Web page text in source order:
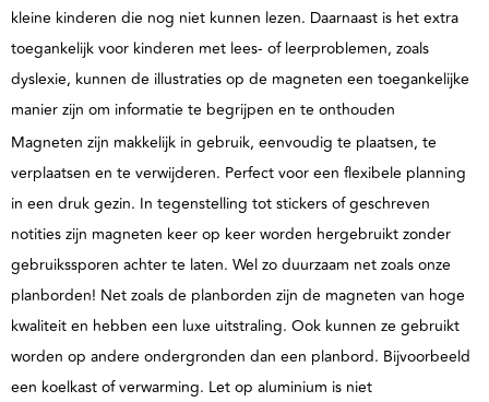
kleine kinderen die nog niet kunnen lezen. Daarnaast is het extra
toegankelijk voor kinderen met lees- of leerproblemen, zoals
dyslexie, kunnen de illustraties op de magneten een toegankelijke
manier zijn om informatie te begrijpen en te onthouden
Magneten zijn makkelijk in gebruik, eenvoudig te plaatsen, te
verplaatsen en te verwijderen. Perfect voor een flexibele planning
in een druk gezin. In tegenstelling tot stickers of geschreven
notities zijn magneten keer op keer worden hergebruikt zonder
gebruikssporen achter te laten. Wel zo duurzaam net zoals onze
planborden! Net zoals de planborden zijn de magneten van hoge
kwaliteit en hebben een luxe uitstraling. Ook kunnen ze gebruikt
worden op andere ondergronden dan een planbord. Bijvoorbeeld
een koelkast of verwarming. Let op aluminium is niet